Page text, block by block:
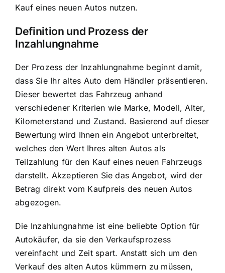
Kauf eines neuen Autos nutzen.
Definition und Prozess der
Inzahlungnahme
Der Prozess der Inzahlungnahme beginnt damit,
dass Sie Ihr altes Auto dem Händler präsentieren.
Dieser bewertet das Fahrzeug anhand
verschiedener Kriterien wie Marke, Modell, Alter,
Kilometerstand und Zustand. Basierend auf dieser
Bewertung wird Ihnen ein Angebot unterbreitet,
welches den Wert Ihres alten Autos als
Teilzahlung für den Kauf eines neuen Fahrzeugs
darstellt. Akzeptieren Sie das Angebot, wird der
Betrag direkt vom Kaufpreis des neuen Autos
abgezogen.
Die Inzahlungnahme ist eine beliebte Option für
Autokäufer, da sie den Verkaufsprozess
vereinfacht und Zeit spart. Anstatt sich um den
Verkauf des alten Autos kümmern zu müssen,